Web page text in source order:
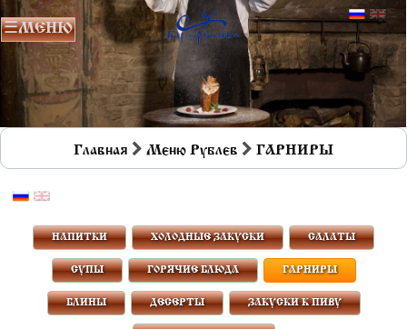
Главная Меню Рублев ГАРНИРЫ
НАПИТКИ ХОЛОДНЫЕ ЗАКУСКИ САЛАТЫ
СУПЫ ГОРЯЧИЕ БЛЮДА ГАРНИРЫ
БЛИНЫ ДЕСЕРТЫ ЗАКУСКИ К ПИВУ